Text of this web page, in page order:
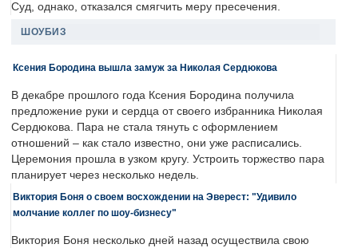
Суд, однако, отказался смягчить меру пресечения.
ШОУБИЗ
Ксения Бородина вышла замуж за Николая Сердюкова
В декабре прошлого года Ксения Бородина получила
предложение руки и сердца от своего избранника Николая
Сердюкова. Пара не стала тянуть с оформлением
отношений – как стало известно, они уже расписались.
Церемония прошла в узком кругу. Устроить торжество пара
планирует через несколько недель.
Виктория Боня о своем восхождении на Эверест: "Удивило
молчание коллег по шоу-бизнесу"
Виктория Боня несколько дней назад осуществила свою